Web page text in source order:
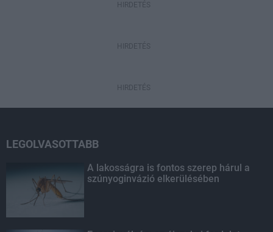
HIRDETÉS
HIRDETÉS
HIRDETÉS
LEGOLVASOTTABB
A lakosságra is fontos szerep hárul a
szúnyoginvázió elkerülésében